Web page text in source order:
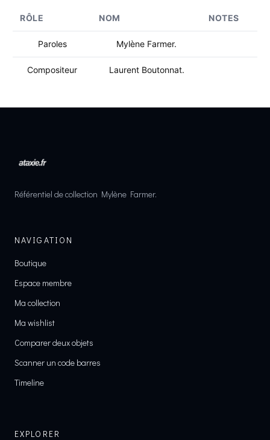
RÔLE NOM NOTES
Paroles Mylène Farmer.
Compositeur Laurent Boutonnat.
Référentiel de collection Mylène Farmer.
NAVIGATION
Boutique
Espace membre
Ma collection
Ma wishlist
Comparer deux objets
Scanner un code barres
Timeline
EXPLORER